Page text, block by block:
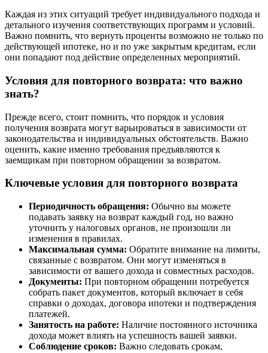
Каждая из этих ситуаций требует индивидуального подхода и
детального изучения соответствующих программ и условий.
Важно помнить, что вернуть проценты возможно не только по
действующей ипотеке, но и по уже закрытым кредитам, если
они попадают под действие определенных мероприятий.
Условия для повторного возврата: что важно
знать?
Прежде всего, стоит помнить, что порядок и условия
получения возврата могут варьироваться в зависимости от
законодательства и индивидуальных обстоятельств. Важно
оценить, какие именно требования предъявляются к
заемщикам при повторном обращении за возвратом.
Ключевые условия для повторного возврата
Периодичность обращения: Обычно вы можете
подавать заявку на возврат каждый год, но важно
уточнить у налоговых органов, не произошли ли
изменения в правилах.
Максимальная сумма: Обратите внимание на лимиты,
связанные с возвратом. Они могут изменяться в
зависимости от вашего дохода и совместных расходов.
Документы: При повторном обращении потребуется
собрать пакет документов, который включает в себя
справки о доходах, договора ипотеки и подтверждения
платежей.
Занятость на работе: Наличие постоянного источника
дохода может влиять на успешность вашей заявки.
Соблюдение сроков: Важно следовать срокам,